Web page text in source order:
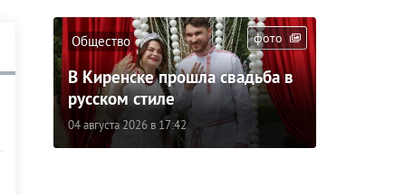
фото
Общество
В Киренске прошла свадьба в
русском стиле
04 августа 2026 в 17:42